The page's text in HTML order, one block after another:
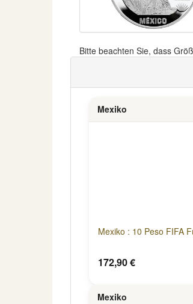
Bitte beachten Sie, dass
Mexiko
Mexiko : 10 Peso FIFA
172,90 €
Mexiko